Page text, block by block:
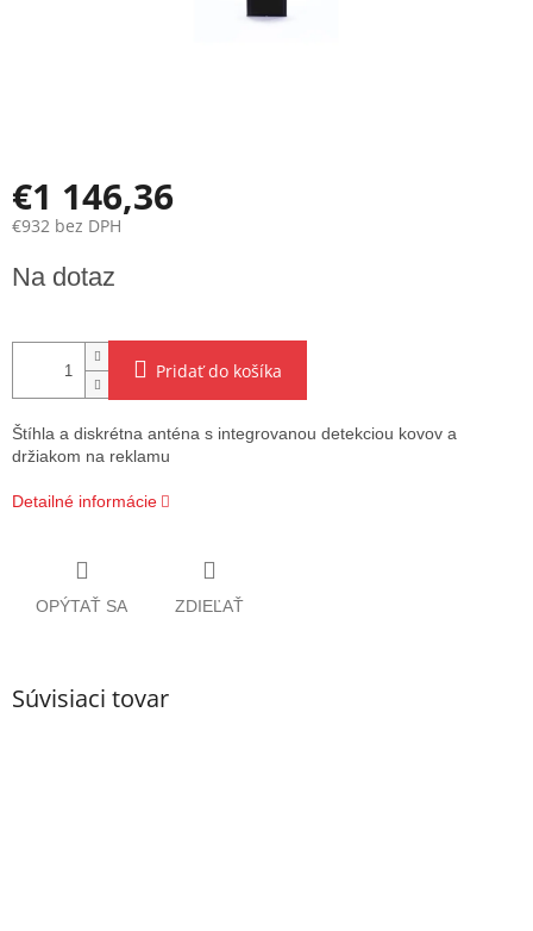
€1 146,36
€932 bez DPH
cena:
Na dotaz
Pridať do košíka
Štíhla a diskrétna anténa s integrovanou detekciou kovov a
držiakom na reklamu
Detailné informácie
OPÝTAŤ SA ZDIEĽAŤ
Súvisiaci tovar